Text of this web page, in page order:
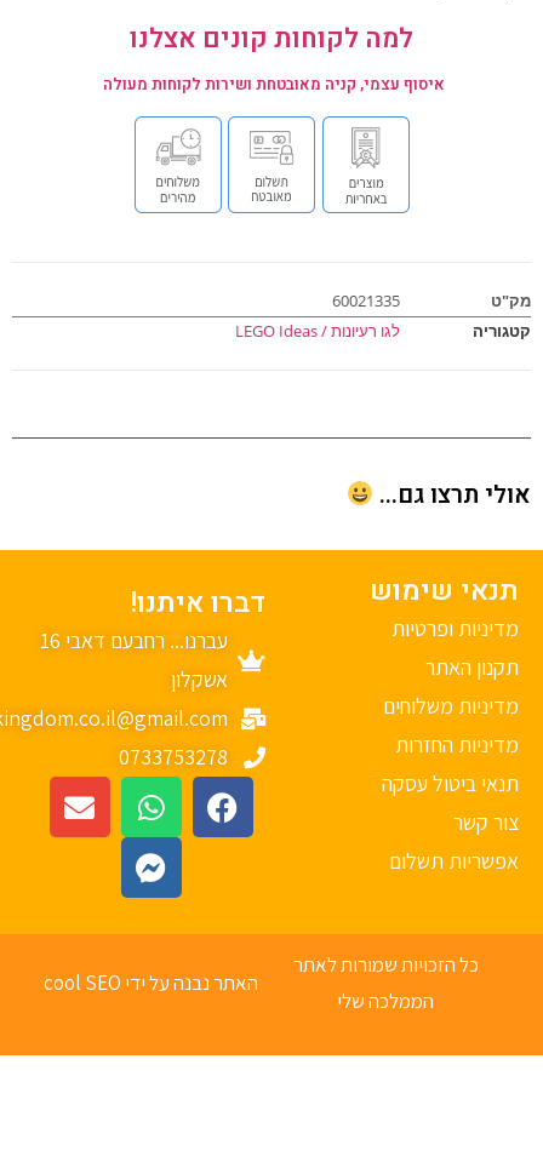
למה לקוחות קונים אצלנו
איסוף עצמי, קניה מאובטחת ושירות לקוחות מעולה
60021335
לגו רעיונות / LEGO Ideas
תרצו גם...
שימוש
ופרטיות
האתר
משלוחים
החזרות
ביטול עסקה
קשר
תשלום
דברו איתנו!
עברנו... רחבעם דאבי 16
אשקלון
mykingdom.co.il@gmail.com
0733753278
כל הזכויות שמורות לאתר
הממלכה שלי
האתר נבנה על ידי cool SEO